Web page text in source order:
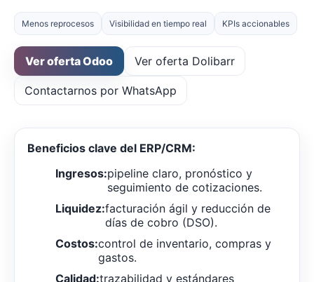
Menos reprocesos Visibilidad en tiempo real KPIs accionables
Ver oferta Odoo Ver oferta Dolibarr
Contactarnos por WhatsApp
Beneficios clave del ERP/CRM:
Ingresos:pipeline claro, pronóstico y
seguimiento de cotizaciones.
Liquidez:facturación ágil y reducción de
días de cobro (DSO).
Costos:control de inventario, compras y
gastos.
Calidad:trazabilidad y estándares